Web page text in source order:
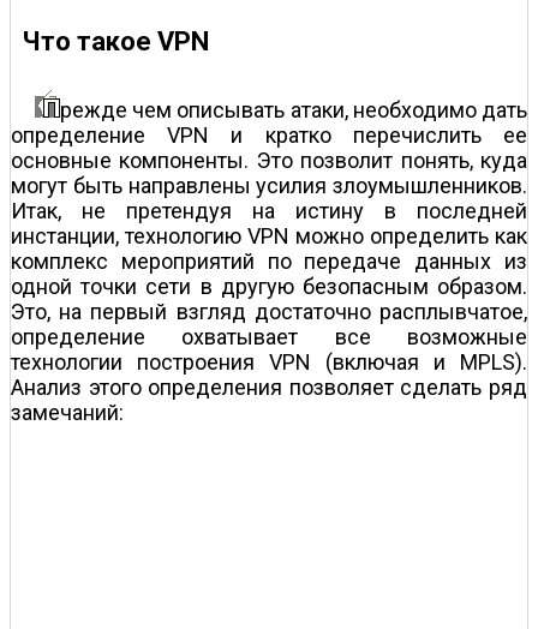
Что такое VPN
режде чем описывать атаки, необходимо дать
определение VPN и кратко перечислить ее
основные компоненты. Это позволит понять, куда
могут быть направлены усилия злоумышленников.
Итак, не претендуя на истину в последней
инстанции, технологию VPN можно определить как
комплекс мероприятий по передаче данных из
одной точки сети в другую безопасным образом.
Это, на первый взгляд достаточно расплывчатое,
определение охватывает все возможные
технологии построения VPN (включая и MPLS).
Анализ этого определения позволяет сделать ряд
замечаний: